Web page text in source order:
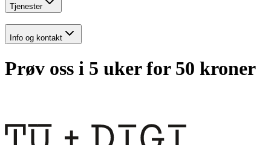
Tjenester
Info og kontakt
Prøv oss i 5 uker for 50 kroner